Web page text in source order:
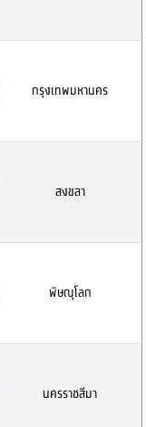
กรุงเทพมหานคร
สงขลา
พิษณุโลก
นครราชสีมา